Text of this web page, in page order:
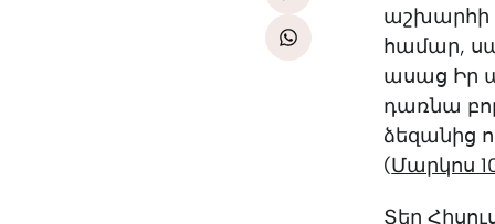
աշխարհի
համար,
ասաց Իր
դառնա
ձեզանից
(Մարկոս
Տեր